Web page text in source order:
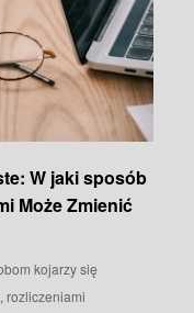
W jaki sposób
Może Zmienić
kojarzy się
rozliczeniami